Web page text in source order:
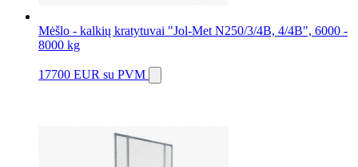
Mėšlo - kalkių kratytuvai "Jol-Met N250/3/4B, 4/4B", 6000 -
8000 kg
17700 EUR su PVM